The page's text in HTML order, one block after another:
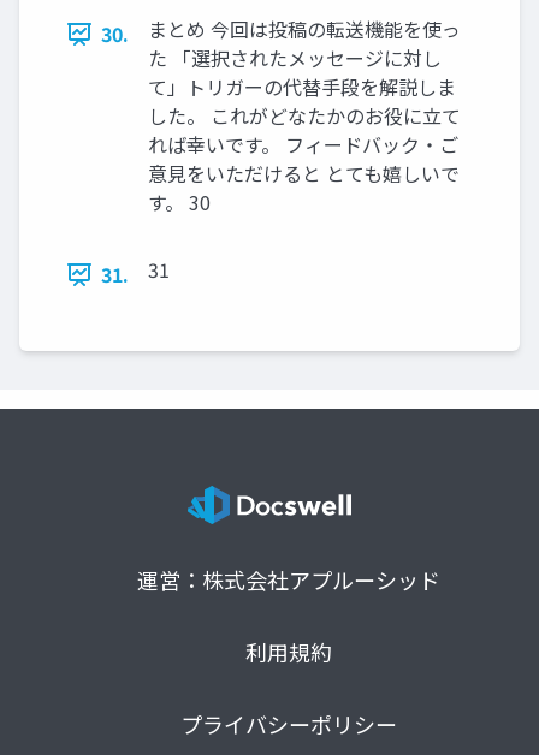
30.
まとめ 今回は投稿の転送機能を使っ
た 「選択されたメッセージに対し
て」トリガーの代替手段を解説しま
した。 これがどなたかのお役に立て
れば幸いです。 フィードバック・ご
意見をいただけると とても嬉しいで
す。 30
31. 31
運営：株式会社アプルーシッド
利用規約
プライバシーポリシー